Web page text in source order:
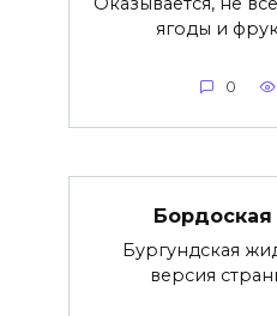
ягоды и
0
Бургундская
версия